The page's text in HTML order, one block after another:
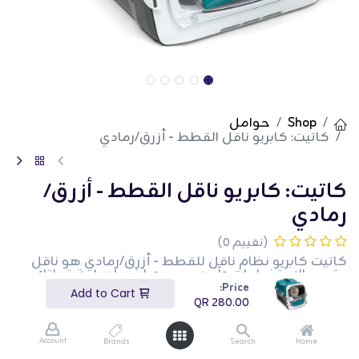
Price:
280.00
Home
Search
Brands
Account
Shop حوامل
كاتيت: كابريو ناقل القطط - أزرق/رمادي
كاتيت: كابريو ناقل القطط - أزرق/
رمادي
(تقييم 0)
كاتيت كابريو نظام ناقل للقطط - أزرق/رمادي هو ناقل
متعدد الاستخدامات وآمن مصمم لضمان راحة قطتك
أثناء السفر. يتميز هذا الناقل بتصميم متعدد الوظائف مع
باب يفتح من الأعلى لسهولة الوصول، وتهوية واسعة،
وآلية قفل آمنة. يضيف اللون الأزرق والرمادي لمسة حديثة،
مما يجعله مثاليًا لأصحاب الحيوانات الأليفة الذين يرغبون
في الجمع بين الوظائف والأناقة. الناقل مناسب لزيارات
الطبيب البيطري، والرحلات بالسيارة، واحتياجات السفر